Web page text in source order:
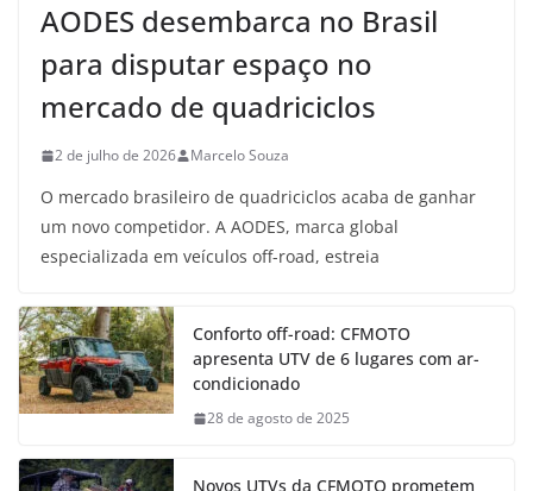
AODES desembarca no Brasil
para disputar espaço no
mercado de quadriciclos
2 de julho de 2026 Marcelo Souza
O mercado brasileiro de quadriciclos acaba de ganhar
um novo competidor. A AODES, marca global
especializada em veículos off-road, estreia
Conforto off-road: CFMOTO
apresenta UTV de 6 lugares com ar-
condicionado
28 de agosto de 2025
Novos UTVs da CFMOTO prometem